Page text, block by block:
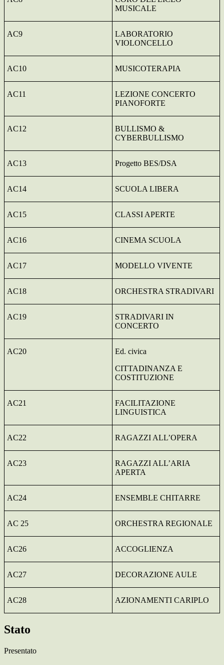
MUSICALE
AC9
LABORATORIO
VIOLONCELLO
AC10 MUSICOTERAPIA
AC11
LEZIONE CONCERTO
PIANOFORTE
AC12
BULLISMO &
CYBERBULLISMO
AC13 Progetto BES/DSA
AC14 SCUOLA LIBERA
AC15 CLASSI APERTE
AC16 CINEMA SCUOLA
AC17 MODELLO VIVENTE
AC18 ORCHESTRA STRADIVARI
AC19
STRADIVARI IN
CONCERTO
AC20
Ed. civica
CITTADINANZA E
COSTITUZIONE
AC21
FACILITAZIONE
LINGUISTICA
AC22 RAGAZZI ALL’OPERA
AC23
RAGAZZI ALL’ARIA
APERTA
AC24 ENSEMBLE CHITARRE
AC 25 ORCHESTRA REGIONALE
AC26 ACCOGLIENZA
AC27 DECORAZIONE AULE
AC28 AZIONAMENTI CARIPLO
Stato
Presentato